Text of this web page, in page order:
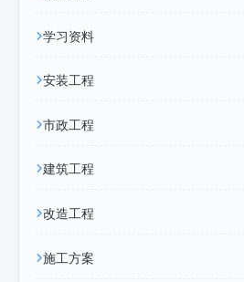
学习资料
安装工程
市政工程
建筑工程
改造工程
施工方案